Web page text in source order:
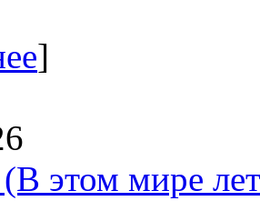
]
(В этом мире